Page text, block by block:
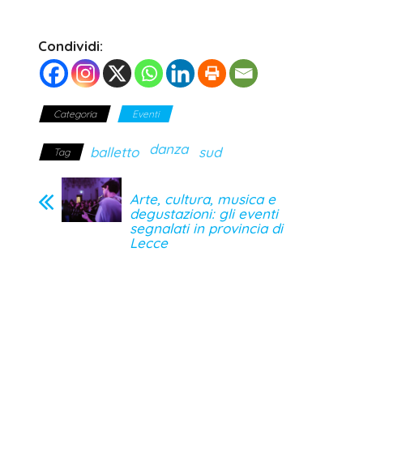
Condividi:
Categoria Eventi
Tag balletto danza sud
Arte, cultura, musica e
degustazioni: gli eventi
segnalati in provincia di
Lecce